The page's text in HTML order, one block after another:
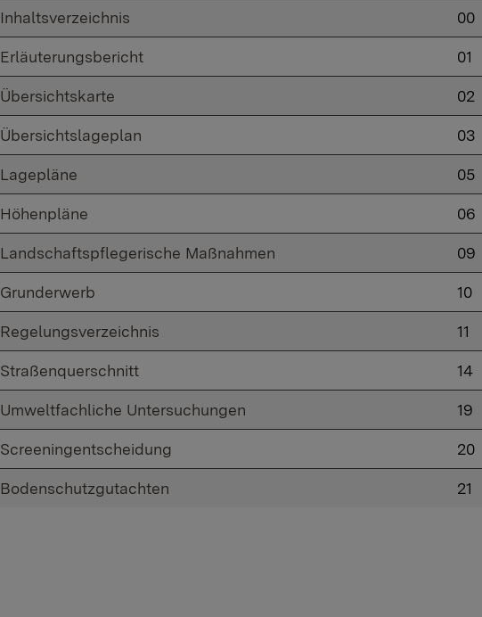
Inhaltsverzeichnis 00
Erläuterungsbericht 01
Übersichtskarte 02
Übersichtslageplan 03
Lagepläne 05
Höhenpläne 06
Landschaftspflegerische Maßnahmen 09
Grunderwerb 10
Regelungsverzeichnis 11
Straßenquerschnitt 14
Umweltfachliche Untersuchungen 19
Screeningentscheidung 20
Bodenschutzgutachten 21